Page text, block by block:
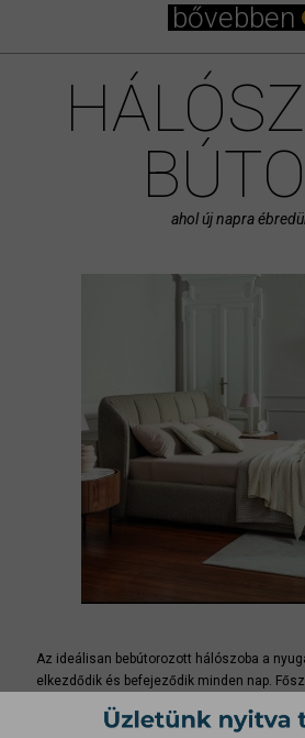
bővebben
ahol új napra
Az ideálisan bebútorozott hálószoba a
elkezdődik és befejeződik minden nap.
harmónia, hiszen életünk egyharmadát az
jó minőségű kényelmes, franciaágyat